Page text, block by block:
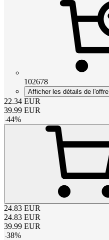
102678
Afficher les détails de l'offre
22.34 EUR
39.99 EUR
-44%
24.83 EUR
24.83 EUR
39.99 EUR
-38%